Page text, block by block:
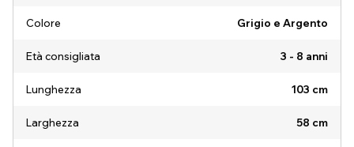
Colore Grigio e Argento
Età consigliata 3 - 8 anni
Lunghezza 103 cm
Larghezza 58 cm